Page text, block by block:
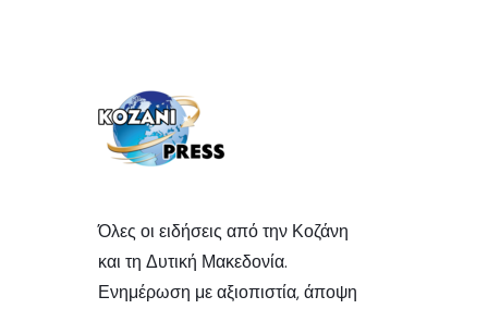
Όλες οι ειδήσεις από την Κοζάνη
και τη Δυτική Μακεδονία.
Ενημέρωση με αξιοπιστία, άποψη